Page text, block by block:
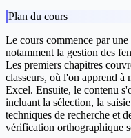
Plan du cours
Le cours commence par
notamment la gestion des
Les premiers chapitres
classeurs, où l'on apprend à
Excel. Ensuite, le contenu
incluant la sélection, la
techniques de recherche et
vérification orthographique